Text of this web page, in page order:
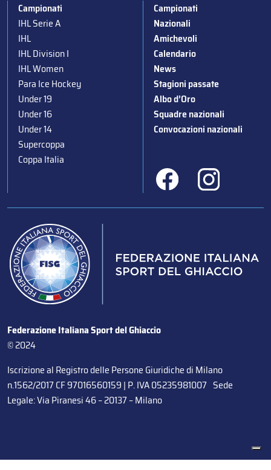
Campionati
IHL Serie A
IHL
IHL Division I
IHL Women
Para Ice Hockey
Under 19
Under 16
Under 14
Supercoppa
Coppa Italia
Campionati
Nazionali
Amichevoli
Calendario
News
Stagioni passate
Albo d’Oro
Squadre nazionali
Convocazioni nazionali
Federazione Italiana Sport del Ghiaccio
© 2024
Iscrizione al Registro delle Persone Giuridiche di Milano
n.1562/2017 CF 97016560159 | P. IVA 05235981007 Sede
Legale: Via Piranesi 46 – 20137 – Milano